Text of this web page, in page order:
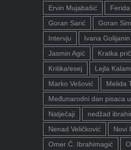
Ervin Mujabašić
Goran Sarić
Goran
Intervju
Ivana Golijanin
Jasmin Agić
Kratka
Kritika/esej
Lejla
Marko Vešović
Melida
Međunarodni dan pisaca
Natječaji
nedžad
Nenad Veličković
Novi
Omer Ć. Ibrahimagić